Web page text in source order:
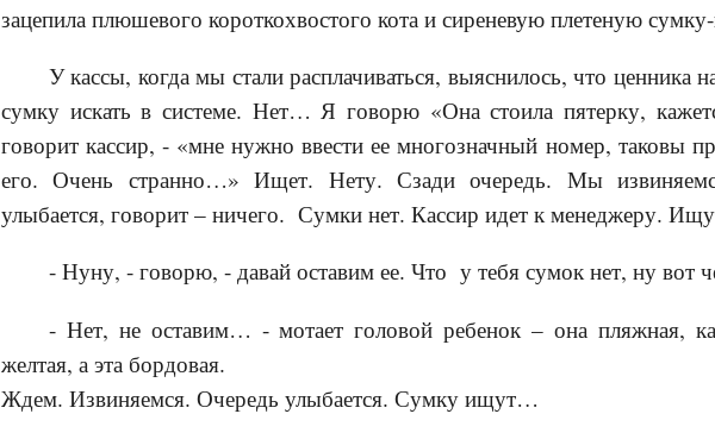
зацепила плюшевого короткохвостого кота и сиреневую плетеную
У кассы, когда мы стали расплачиваться, выяснилось, что ценника
сумку искать в системе. Нет… Я говорю «Она стоила пятерку,
говорит кассир, - «мне нужно ввести ее многозначный номер, таковы
его. Очень странно…» Ищет. Нету. Сзади очередь. Мы
улыбается, говорит – ничего. Сумки нет. Кассир идет к менеджеру.
- Нуну, - говорю, - давай оставим ее. Что у тебя сумок нет, ну вот
- Нет, не оставим… - мотает головой ребенок – она пляжная,
желтая, а эта бордовая.
Ждем. Извиняемся. Очередь улыбается. Сумку ищут…